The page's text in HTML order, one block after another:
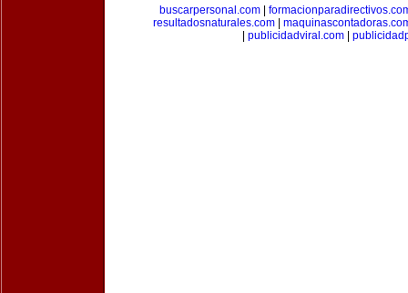
buscarpersonal.com|
resultadosnaturales.com|
publicidadviral.com